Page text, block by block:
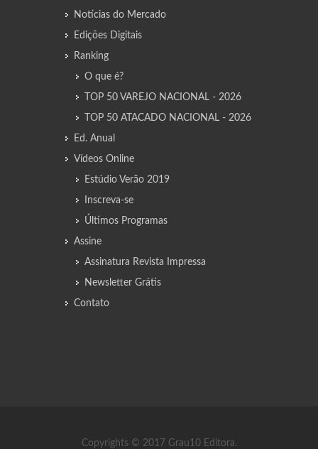
Notícias do Mercado
Edições Digitais
Ranking
O que é?
TOP 50 VAREJO NACIONAL - 2026
TOP 50 ATACADO NACIONAL - 2026
Ed. Anual
Vídeos Online
Estúdio Verão 2019
Inscreva-se
Últimos Programas
Assine
Assinatura Revista Impressa
Newsletter Grátis
Contato
Copyrights © 2017 Grau10 Editora.